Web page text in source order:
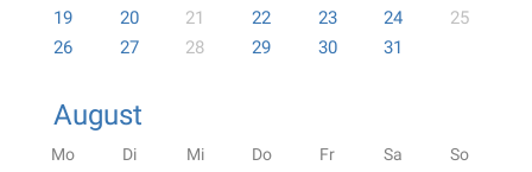
19
20 21 22 23 24
25
26
27 28 29 30 31
August
Mo Di Mi Do Fr Sa So